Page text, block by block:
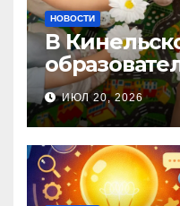
НОВОСТИ
В
прошла
помощи,
семьи,
ИЮЛ 20, 2026